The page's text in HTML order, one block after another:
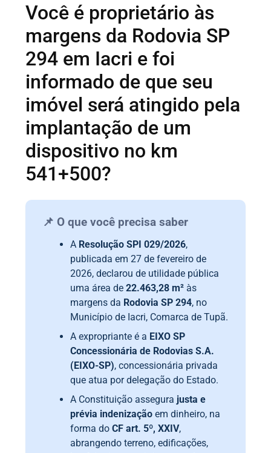
Você é proprietário às
margens da Rodovia SP
294 em Iacri e foi
informado de que seu
imóvel será atingido pela
implantação de um
dispositivo no km
541+500?
📌 O que você precisa saber
A Resolução SPI 029/2026,
publicada em 27 de fevereiro de
2026, declarou de utilidade pública
uma área de22.463,28 m² às
margens da Rodovia SP 294, no
Município de Iacri, Comarca de Tupã.
A expropriante é a EIXO SP
Concessionária de Rodovias S.A.
(EIXO-SP), concessionária privada
que atua por delegação do Estado.
A Constituição assegura justa e
prévia indenização em dinheiro, na
forma doCF art. 5º, XXIV,
abrangendo terreno, edificações,